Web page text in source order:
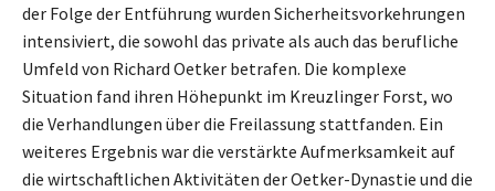
der Folge der Entführung wurden Sicherheitsvorkehrungen
intensiviert, die sowohl das private als auch das berufliche
Umfeld von Richard Oetker betrafen. Die komplexe
Situation fand ihren Höhepunkt im Kreuzlinger Forst, wo
die Verhandlungen über die Freilassung stattfanden. Ein
weiteres Ergebnis war die verstärkte Aufmerksamkeit auf
die wirtschaftlichen Aktivitäten der Oetker-Dynastie und die